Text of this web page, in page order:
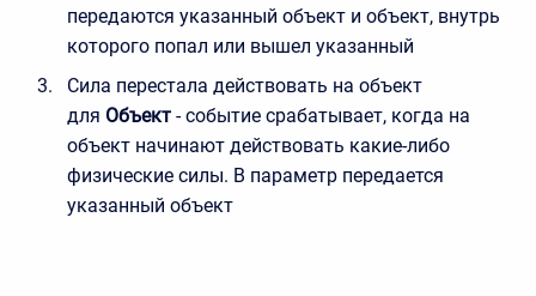
передаются указанный объект и объект, внутрь
которого попал или вышел указанный
Сила перестала действовать на объект
для Объект - событие срабатывает, когда на
объект начинают действовать какие-либо
физические силы. В параметр передается
указанный объект